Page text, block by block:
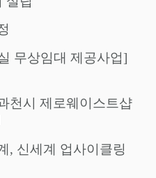
무상임대 제공사업]
천시 제로웨이스트샵
, 신세계 업사이클링